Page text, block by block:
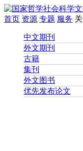
首页 资源 专题 服务
中文期刊
外文期刊
古籍
集刊
外文图书
优先发布论文